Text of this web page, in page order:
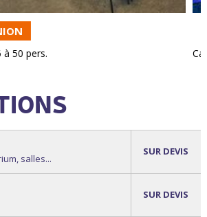
250 pers.
salles...
SUR DEVIS
SUR DEVIS